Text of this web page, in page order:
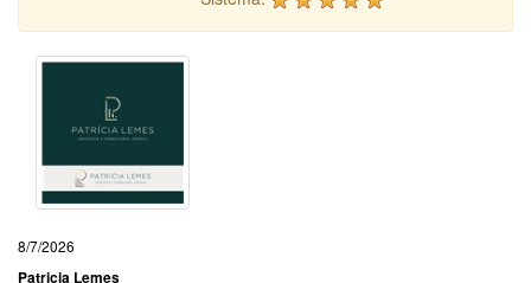
8/7/2026
Patricia Lemes